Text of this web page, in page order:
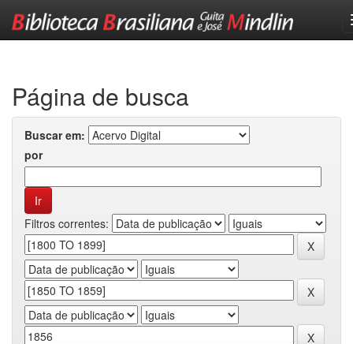
Página de busca
Buscar em:
por
Filtros correntes: